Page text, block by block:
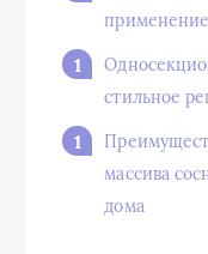
применение
стильное
массива
дома